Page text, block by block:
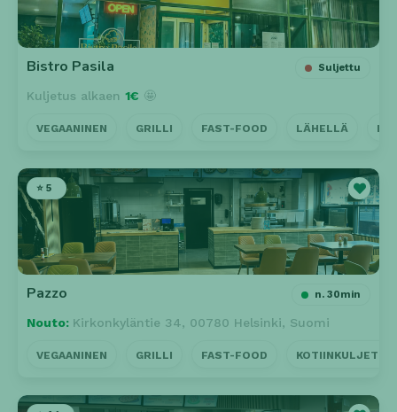
Bistro Pasila Suljettu
Kuljetus alkaen 1€ 🤩
VEGAANINEN GRILLI FAST-FOOD LÄHELLÄ
⭐ 5
Pazzo n. 30min
Nouto: Kirkonkyläntie 34, 00780 Helsinki, Suomi
VEGAANINEN GRILLI FAST-FOOD KOTIINKULJETUS